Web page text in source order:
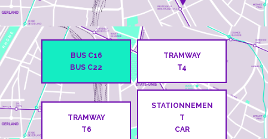
BUS C16
BUS C22
TRAMWAY
T4
TRAMWAY
T6
STATIONNEMEN
T
CAR